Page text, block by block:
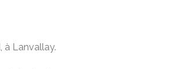
à Lanvallay.